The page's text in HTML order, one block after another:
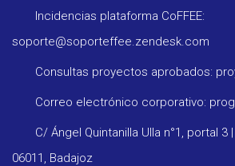
Incidencias plataforma CoFFEE:
soporte@soporteffee.zendesk.com
Consultas proyectos aprobados:
Correo electrónico corporativo:
C/ Ángel Quintanilla Ulla n°1, portal 3
06011, Badajoz